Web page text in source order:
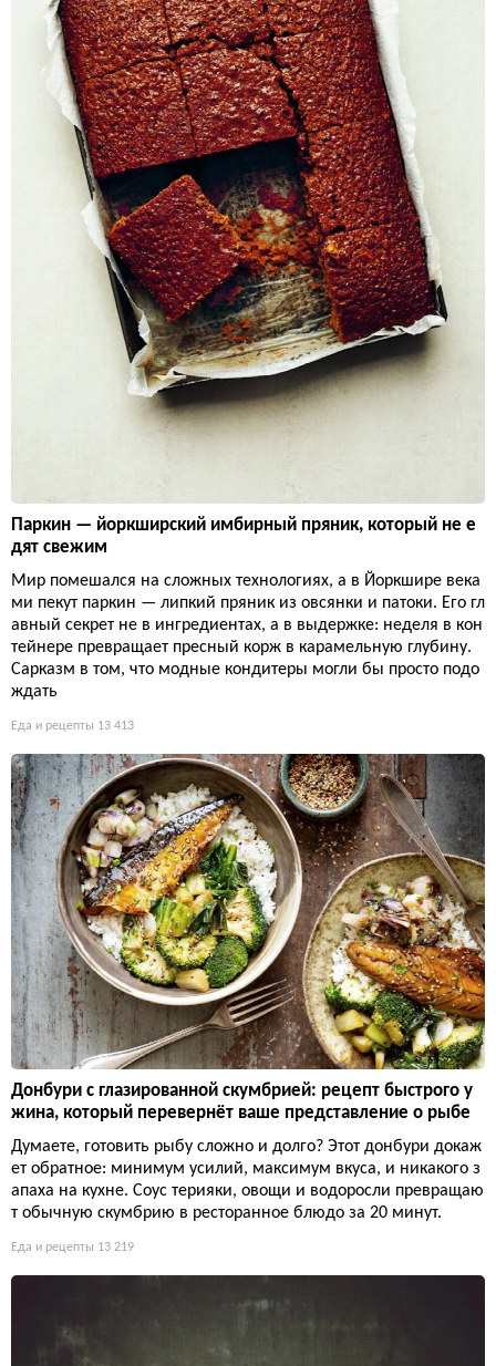
Паркин — йоркширский имбирный пряник, который не е
дят свежим
Мир помешался на сложных технологиях, а в Йоркшире века
ми пекут паркин — липкий пряник из овсянки и патоки. Его гл
авный секрет не в ингредиентах, а в выдержке: неделя в кон
тейнере превращает пресный корж в карамельную глубину.
Сарказм в том, что модные кондитеры могли бы просто подо
ждать
Еда и рецепты 13 413
Донбури с глазированной скумбрией: рецепт быстрого у
жина, который перевернёт ваше представление о рыбе
Думаете, готовить рыбу сложно и долго? Этот донбури докаж
ет обратное: минимум усилий, максимум вкуса, и никакого з
апаха на кухне. Соус терияки, овощи и водоросли превращаю
т обычную скумбрию в ресторанное блюдо за 20 минут.
Еда и рецепты 13 219